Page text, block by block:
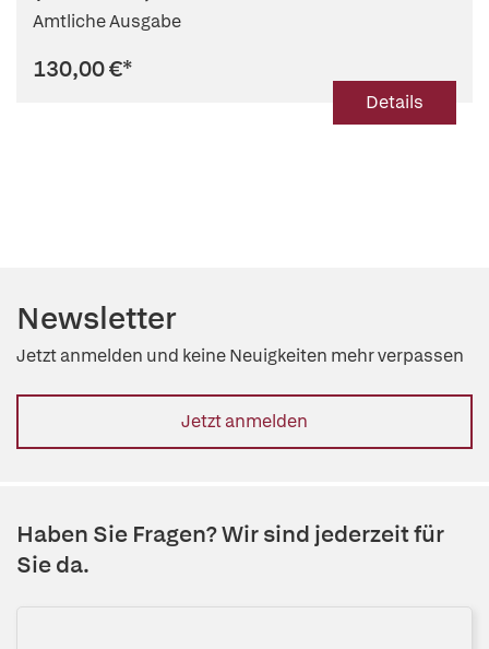
Amtliche Ausgabe
130,00 €*
Details
Newsletter
Jetzt anmelden und keine Neuigkeiten mehr verpassen
Jetzt anmelden
Haben Sie Fragen? Wir sind jederzeit für
Sie da.